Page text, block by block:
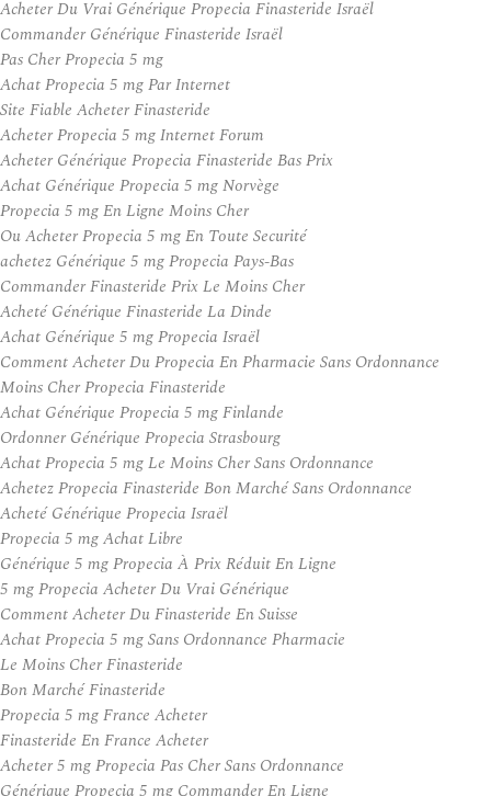
Acheter Du Vrai Générique Propecia Finasteride Israël
Commander Générique Finasteride Israël
Pas Cher Propecia 5 mg
Achat Propecia 5 mg Par Internet
Site Fiable Acheter Finasteride
Acheter Propecia 5 mg Internet Forum
Acheter Générique Propecia Finasteride Bas Prix
Achat Générique Propecia 5 mg Norvège
Propecia 5 mg En Ligne Moins Cher
Ou Acheter Propecia 5 mg En Toute Securité
achetez Générique 5 mg Propecia Pays-Bas
Commander Finasteride Prix Le Moins Cher
Acheté Générique Finasteride La Dinde
Achat Générique 5 mg Propecia Israël
Comment Acheter Du Propecia En Pharmacie Sans Ordonnance
Moins Cher Propecia Finasteride
Achat Générique Propecia 5 mg Finlande
Ordonner Générique Propecia Strasbourg
Achat Propecia 5 mg Le Moins Cher Sans Ordonnance
Achetez Propecia Finasteride Bon Marché Sans Ordonnance
Acheté Générique Propecia Israël
Propecia 5 mg Achat Libre
Générique 5 mg Propecia À Prix Réduit En Ligne
5 mg Propecia Acheter Du Vrai Générique
Comment Acheter Du Finasteride En Suisse
Achat Propecia 5 mg Sans Ordonnance Pharmacie
Le Moins Cher Finasteride
Bon Marché Finasteride
Propecia 5 mg France Acheter
Finasteride En France Acheter
Acheter 5 mg Propecia Pas Cher Sans Ordonnance